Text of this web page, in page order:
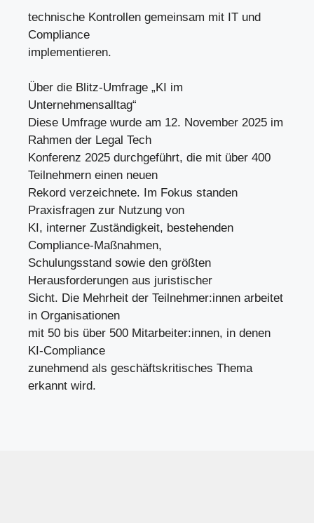
technische Kontrollen gemeinsam mit IT und
Compliance
implementieren.
Über die Blitz-Umfrage „KI im
Unternehmensalltag“
Diese Umfrage wurde am 12. November 2025 im
Rahmen der Legal Tech
Konferenz 2025 durchgeführt, die mit über 400
Teilnehmern einen neuen
Rekord verzeichnete. Im Fokus standen
Praxisfragen zur Nutzung von
KI, interner Zuständigkeit, bestehenden
Compliance-Maßnahmen,
Schulungsstand sowie den größten
Herausforderungen aus juristischer
Sicht. Die Mehrheit der Teilnehmer:innen arbeitet
in Organisationen
mit 50 bis über 500 Mitarbeiter:innen, in denen
KI-Compliance
zunehmend als geschäftskritisches Thema
erkannt wird.